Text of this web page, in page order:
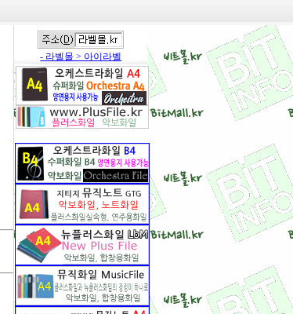
- 라벨몰 > 아이라벨